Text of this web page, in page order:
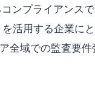
ンプライアンス
活用する企業に
全域での監査要